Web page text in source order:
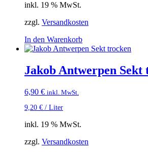
inkl. 19 % MwSt.
zzgl. Versandkosten
In den Warenkorb
Jakob Antwerpen Sekt
6,90 € inkl. MwSt.
9,20 € / Liter
inkl. 19 % MwSt.
zzgl. Versandkosten